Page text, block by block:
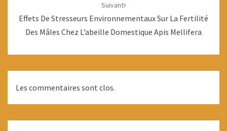
Suivant
Effets De Stresseurs Environnementaux Sur La Fertilité
Des Mâles Chez L’abeille Domestique Apis Mellifera
Les commentaires sont clos.